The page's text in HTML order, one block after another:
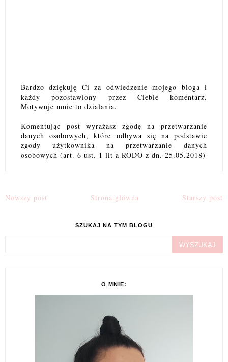
Bardzo dziękuję Ci za odwiedzenie mojego bloga i
każdy pozostawiony przez Ciebie komentarz.
Motywuje mnie to działania.
Komentując post wyrażasz zgodę na przetwarzanie
danych osobowych, które odbywa się na podstawie
zgody użytkownika na przetwarzanie danych
osobowych (art. 6 ust. 1 lit a RODO z dn. 25.05.2018)
Nowszy post Starszy post
Strona główna
SZUKAJ NA TYM BLOGU
O MNIE: